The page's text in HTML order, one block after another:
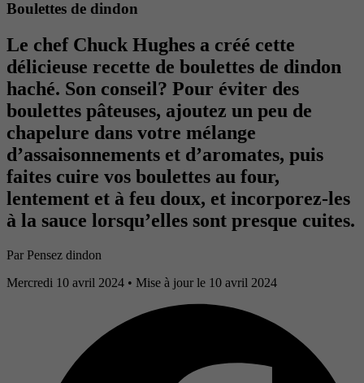
Boulettes de dindon
Le chef Chuck Hughes a créé cette
délicieuse recette de boulettes de dindon
haché. Son conseil? Pour éviter des
boulettes pâteuses, ajoutez un peu de
chapelure dans votre mélange
d’assaisonnements et d’aromates, puis
faites cuire vos boulettes au four,
lentement et à feu doux, et incorporez-les
à la sauce lorsqu’elles sont presque cuites.
Par Pensez dindon
Mercredi 10 avril 2024 • Mise à jour le 10 avril 2024